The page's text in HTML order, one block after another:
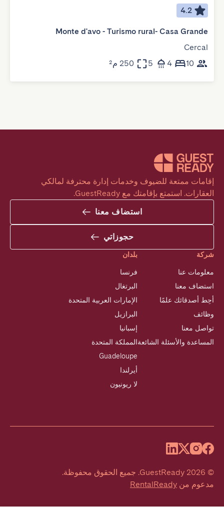
4.2
Monte d'avo - Turismo rural- Casa Grande
Cercal
10
4
5 250 م²
العقارات. استمتع بإقامتك مع GuestReady.
استضاف معنا
حجوزاتي
شركة
معلومات عنا
استضاف معنا
أحِط أصدقائك علمًا
وظائف
تواصل معنا
المساعدة والأسئلة الشائعة
بلدان
فرنسا
البرتغال
الإمارات العربية المتحدة
البرازيل
إسبانيا
المملكة المتحدة
Guadeloupe
أيرلندا
لا ريونيون
©
2026
GuestReady
. جميع الحقوق محفوظة.
مدعوم من RentalReady